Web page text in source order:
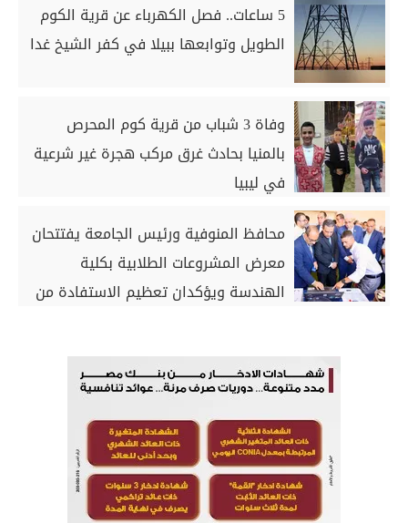
5 ساعات.. فصل الكهرباء عن قرية الكوم
الطويل وتوابعها ببيلا في كفر الشيخ غدا
وفاة 3 شباب من قرية كوم المحرص
بالمنيا بحادث غرق مركب هجرة غير شرعية
في ليبيا
محافظ المنوفية ورئيس الجامعة يفتتحان
معرض المشروعات الطلابية بكلية
الهندسة ويؤكدان تعظيم الاستفادة من